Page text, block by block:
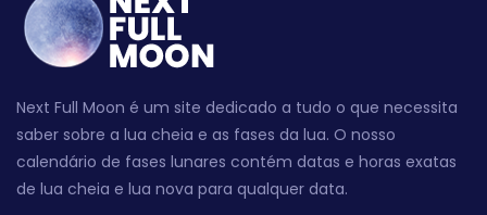
Next Full Moon é um site dedicado a tudo o que necessita
saber sobre a lua cheia e as fases da lua. O nosso
calendário de fases lunares contém datas e horas exatas
de lua cheia e lua nova para qualquer data.